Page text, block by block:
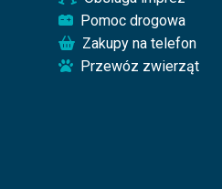
Pomoc drogowa
Zakupy na telefon
Przewóz zwierząt